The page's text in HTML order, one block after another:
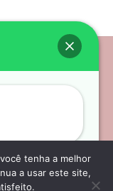
tenha a melhor
a usar este site,